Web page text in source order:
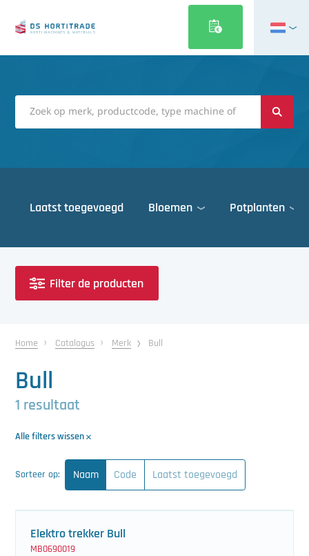
English
Deutsch
Polski
Română
Laatst toegevoegd Bloemen Potplanten
Gewasbescherming
Ontvochtiging
Reinigingsmachines
Teeltwisseling
Ventilatoren
Laatst toegevoegd
Home Catalogus Merk Bull
Bull
1 resultaat
Alle filters wissen
Sorteer op: Naam Code Laatst toegevoegd
Elektro trekker Bull
MB0690019